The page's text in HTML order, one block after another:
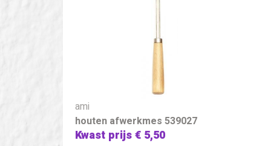
ami
houten afwerkmes 539027
Kwast prijs€ 5,50